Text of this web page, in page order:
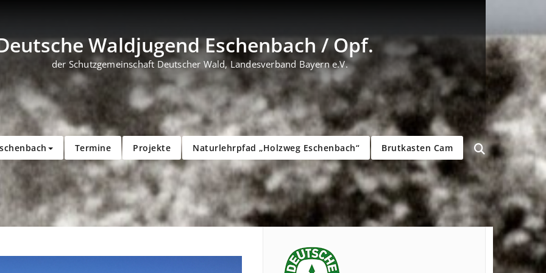
Waldjugend Eschenbach / Opf.
der Schutzgemeinschaft Deutscher Wald, Landesverband Bayern e.V.
Termine Projekte Naturlehrpfad „Holzweg Eschenbach“ Brutkasten Cam